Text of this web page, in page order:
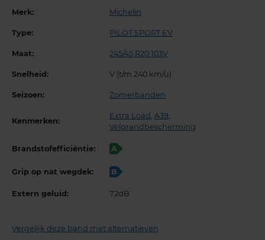
Merk: Michelin
Type: PILOT SPORT EV
Maat: 245/45 R20 103V
Snelheid: V (t/m 240 km/u)
Seizoen: Zomerbanden
Kenmerken:
Extra Load , A39,
Velgrandbescherming
Brandstofefficiëntie: A
Grip op nat wegdek: B
Extern geluid: 72dB
Vergelijk deze band met alternatieven